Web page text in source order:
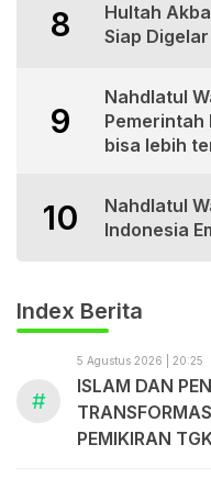
8
Hultah
Siap
9
Nahdlatul
Pemerintah
bisa lebih
10
Nahdlatul
Indonesia
Index Berita
#
5 Agustus 2026 | 20:25
ISLAM DAN
PEMIKIRAN